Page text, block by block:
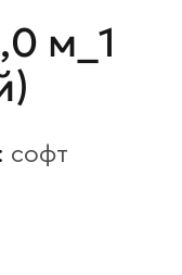
м_1
софт